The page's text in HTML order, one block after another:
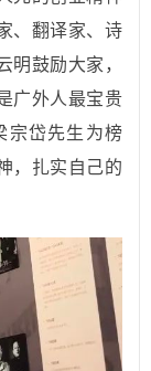
、翻译家、诗
明鼓励大家，
广外人最宝贵
宗岱先生为榜
，扎实自己的